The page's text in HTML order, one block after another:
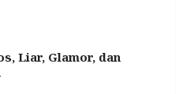
Liar, Glamor, dan